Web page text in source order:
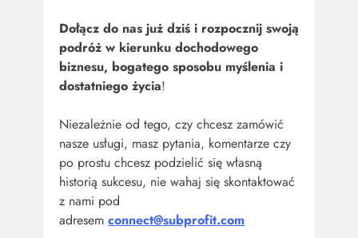
Dołącz do nas już dziś i rozpocznij swoją
podróż w kierunku dochodowego
biznesu, bogatego sposobu myślenia i
dostatniego życia!
Niezależnie od tego, czy chcesz zamówić
nasze usługi, masz pytania, komentarze czy
po prostu chcesz podzielić się własną
historią sukcesu, nie wahaj się skontaktować
z nami pod
adresem connect@subprofit.com